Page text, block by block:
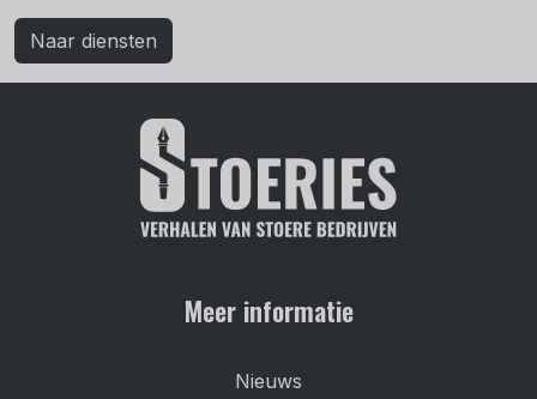
Naar diensten
Meer informatie
Nieuws